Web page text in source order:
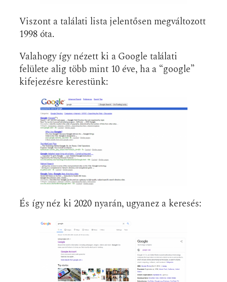
Viszont a találati lista jelentősen megváltozott
1998 óta.
Valahogy így nézett ki a Google találati
felülete alig több mint 10 éve, ha a “google”
kifejezésre kerestünk:
És így néz ki 2020 nyarán, ugyanez a keresés: